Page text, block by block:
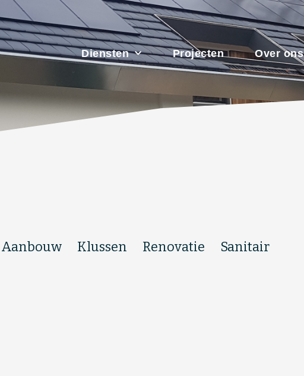
Diensten Projecten Over ons
Aanbouw Klussen Renovatie Sanitair